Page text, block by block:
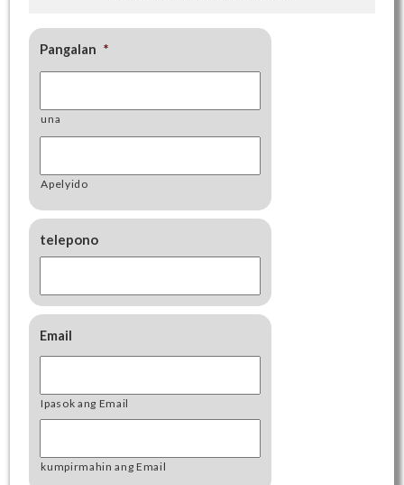
Pangalan *
una
Apelyido
telepono
Email
Ipasok ang Email
kumpirmahin ang Email